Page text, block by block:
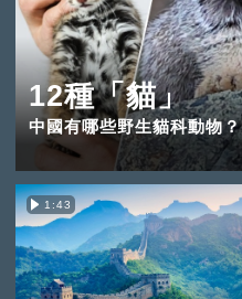
12種「貓」
中國有哪些野生貓科動物？
1:43